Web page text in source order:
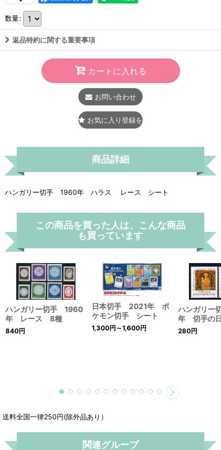
数量:
返品特約に関する重要事項
カートに入れる
お問い合わせ
お気に入り登録をする
商品詳細
ハンガリー切手 1960年 ハラス レース シート
この商品を買った人は、こんな商品
も買っています
ハンガリー切手 1960
年 レース 8種
840円
日本切手 2021年 ポ
ケモン切手 シート
1,300円～1,600円
ハンガリ
年 切手の
280円
送料全国一律250円(除外品あり）
関連グループ